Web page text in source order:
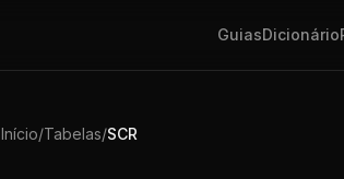
GuiasDicionário
Início/Tabelas/SCR